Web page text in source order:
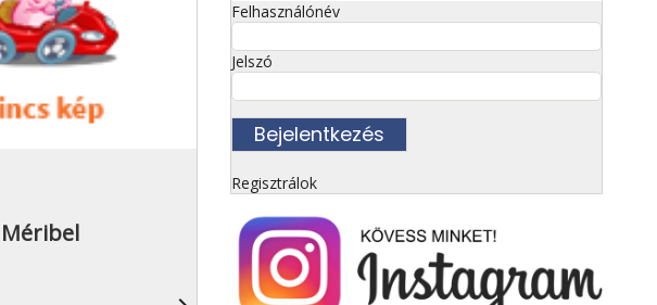
Méribel
Felhasználónév
Jelszó
Regisztrálok